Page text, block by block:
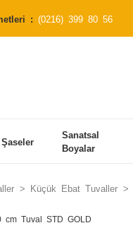
: (0216) 399 80 56
Şaseler
Sanatsal
Boyalar
Küçük Ebat Tuvaller